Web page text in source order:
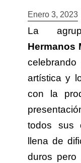
Enero 3, 2023
La
Hermanos
artística y
con la
todos sus
llena de
duros pero